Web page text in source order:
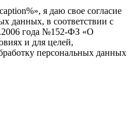
я даю свое согласие
данных, в соответствии с
года №152-ФЗ «О
и для целей,
персональных данных